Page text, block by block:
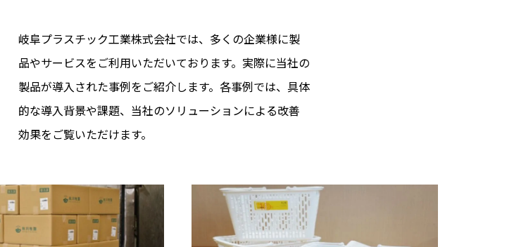
岐阜プラスチック工業株式会社では、多くの企業様に製
品やサービスをご利用いただいております。実際に当社の
製品が導入された事例をご紹介します。各事例では、具体
的な導入背景や課題、当社のソリューションによる改善
効果をご覧いただけます。